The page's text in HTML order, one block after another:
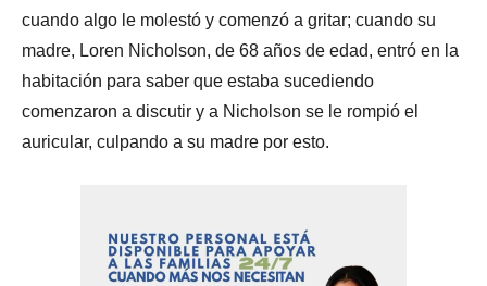
cuando algo le molestó y comenzó a gritar; cuando su
madre, Loren Nicholson, de 68 años de edad, entró en la
habitación para saber que estaba sucediendo
comenzaron a discutir y a Nicholson se le rompió el
auricular, culpando a su madre por esto.